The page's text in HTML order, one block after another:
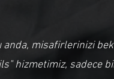
anda, misafirlerinizi
hizmetimiz, sadece